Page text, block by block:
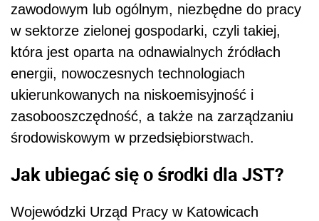
zawodowym lub ogólnym, niezbędne do pracy
w sektorze zielonej gospodarki, czyli takiej,
która jest oparta na odnawialnych źródłach
energii, nowoczesnych technologiach
ukierunkowanych na niskoemisyjność i
zasobooszczędność, a także na zarządzaniu
środowiskowym w przedsiębiorstwach.
Jak ubiegać się o środki dla JST?
Wojewódzki Urząd Pracy w Katowicach